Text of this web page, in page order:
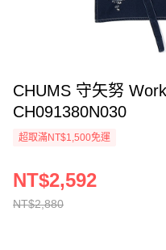
CHUMS 守矢努
CH091380N030
超取滿NT$1,500免運
NT$2,880
NT$2,592